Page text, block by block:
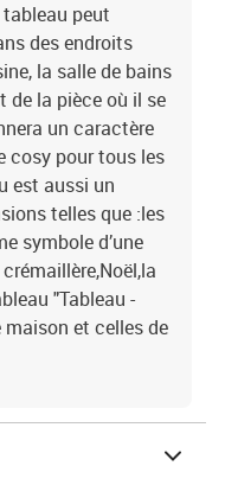
tableau peut
des endroits
la salle de bains
de la pièce où il se
un caractère
cosy pour tous les
est aussi un
telles que :les
symbole d’une
"Tableau -
maison et celles de